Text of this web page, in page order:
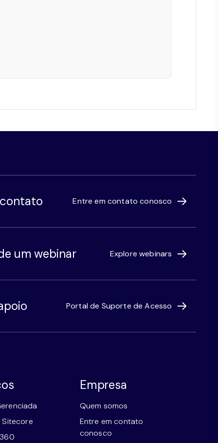
Entre em contato conosco
um webinar Explore webinars
Portal de Suporte de Acesso
Sitecore
Empresa
Quem somos
Entre em contato
conosco